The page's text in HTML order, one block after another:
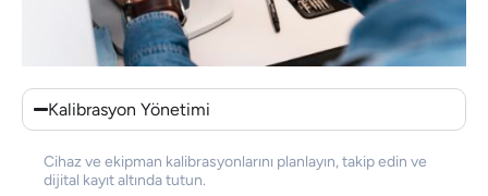
Kalibrasyon Yönetimi
Cihaz ve ekipman kalibrasyonlarını planlayın, takip edin ve
dijital kayıt altında tutun.